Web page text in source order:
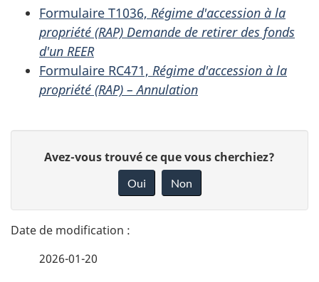
Formulaire T1036, Régime d'accession à la
propriété (RAP) Demande de retirer des fonds
d'un REER
Formulaire RC471, Régime d'accession à la
propriété (RAP) – Annulation
t
a
n
Avez-vous trouvé ce que vous cherchiez?
Oui Non
2026-01-20